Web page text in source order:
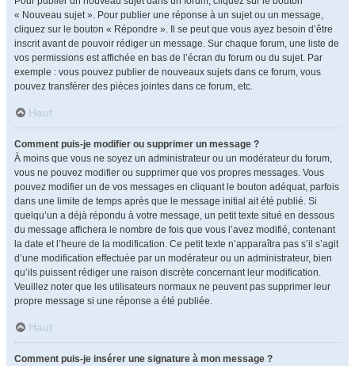
« Nouveau sujet ». Pour publier une réponse à un sujet ou un message,
cliquez sur le bouton « Répondre ». Il se peut que vous ayez besoin d’être
inscrit avant de pouvoir rédiger un message. Sur chaque forum, une liste de
vos permissions est affichée en bas de l’écran du forum ou du sujet. Par
exemple : vous pouvez publier de nouveaux sujets dans ce forum, vous
pouvez transférer des pièces jointes dans ce forum, etc.
Haut
Comment puis-je modifier ou supprimer un message ?
À moins que vous ne soyez un administrateur ou un modérateur du forum,
vous ne pouvez modifier ou supprimer que vos propres messages. Vous
pouvez modifier un de vos messages en cliquant le bouton adéquat, parfois
dans une limite de temps après que le message initial ait été publié. Si
quelqu’un a déjà répondu à votre message, un petit texte situé en dessous
du message affichera le nombre de fois que vous l’avez modifié, contenant
la date et l’heure de la modification. Ce petit texte n’apparaîtra pas s’il s’agit
d’une modification effectuée par un modérateur ou un administrateur, bien
qu’ils puissent rédiger une raison discrète concernant leur modification.
Veuillez noter que les utilisateurs normaux ne peuvent pas supprimer leur
propre message si une réponse a été publiée.
Haut
Comment puis-je insérer une signature à mon message ?